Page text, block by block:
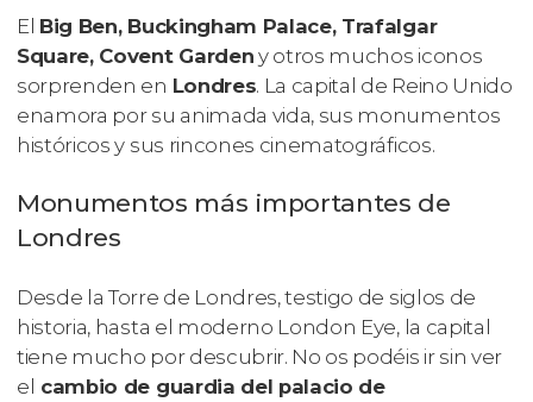
El Big Ben, Buckingham Palace, Trafalgar
Square, Covent Garden y otros muchos iconos
sorprenden en Londres. La capital de Reino Unido
enamora por su animada vida, sus monumentos
históricos y sus rincones cinematográficos.
Monumentos más importantes de
Londres
Desde la Torre de Londres, testigo de siglos de
historia, hasta el moderno London Eye, la capital
tiene mucho por descubrir. No os podéis ir sin ver
el cambio de guardia del palacio de